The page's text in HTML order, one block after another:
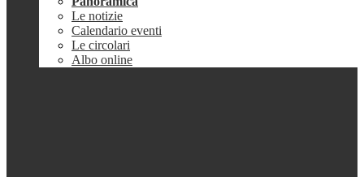
Le notizie
Calendario eventi
Le circolari
Albo online